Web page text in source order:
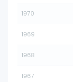
1970
1969
1968
1967